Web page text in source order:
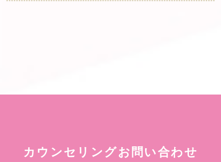
カウンセリングお問い合わせ